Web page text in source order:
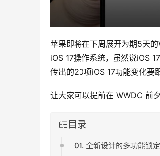
苹果即将在下周展开为期5天
iOS 17操作系统，虽然说iOS
传出的20项iOS 17功能变化要
让大家可以提前在 WWDC 前
目录
01. 全新设计的多功能锁